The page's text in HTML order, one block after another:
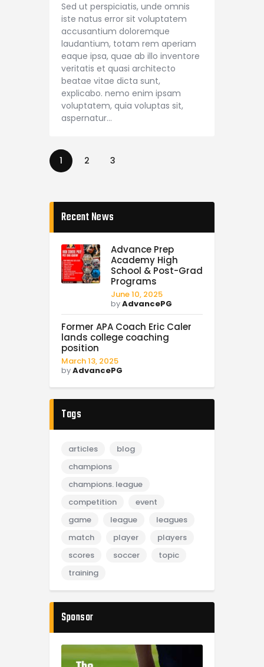
Sed ut perspiciatis, unde omnis
iste natus error sit voluptatem
accusantium doloremque
laudantium, totam rem aperiam
eaque ipsa, quae ab illo inventore
veritatis et quasi architecto
beatae vitae dicta sunt,
explicabo. nemo enim ipsam
voluptatem, quia voluptas sit,
aspernatur…
1 2 3
Recent News
Advance Prep
Academy High
School & Post-Grad
Programs
June 10, 2025
byAdvancePG
Former APA Coach Eric Caler
lands college coaching
position
March 13, 2025
byAdvancePG
Tags
articles
blog
champions
champions. league
competition
event
game
league
leagues
match
player
players
scores
soccer
topic
training
Sponsor